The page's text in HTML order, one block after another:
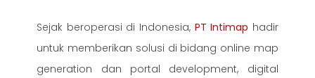
Sejak beroperasi di Indonesia, PT Intimap hadir
untuk memberikan solusi di bidang online map
generation dan portal development, digital